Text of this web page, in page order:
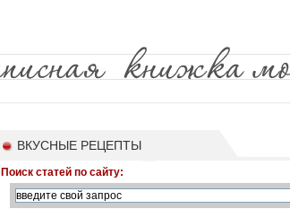
ВКУСНЫЕ РЕЦЕПТЫ
Поиск статей по сайту: